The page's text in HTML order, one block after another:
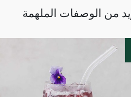
من الوصفات الملهمة